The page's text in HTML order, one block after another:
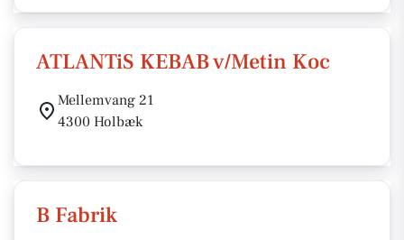
ATLANTiS KEBAB v/Metin Koc
Mellemvang 21
4300 Holbæk
B Fabrik